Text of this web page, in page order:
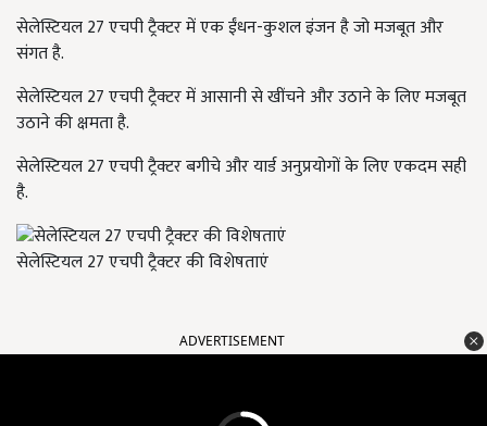
सेलेस्टियल 27 एचपी ट्रैक्टर में एक ईंधन-कुशल इंजन है जो मजबूत और
संगत है.
सेलेस्टियल 27 एचपी ट्रैक्टर में आसानी से खींचने और उठाने के लिए मजबूत
उठाने की क्षमता है.
सेलेस्टियल 27 एचपी ट्रैक्टर बगीचे और यार्ड अनुप्रयोगों के लिए एकदम सही
है.
सेलेस्टियल 27 एचपी ट्रैक्टर की विशेषताएं
ADVERTISEMENT